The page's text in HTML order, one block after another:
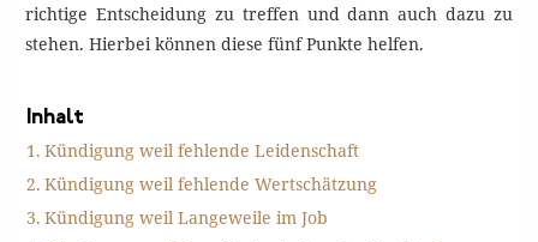
richtige Entscheidung zu treffen und dann auch dazu zu
stehen. Hierbei können diese fünf Punkte helfen.
Inhalt
Kündigung weil fehlende Leidenschaft
Kündigung weil fehlende Wertschätzung
Kündigung weil Langeweile im Job